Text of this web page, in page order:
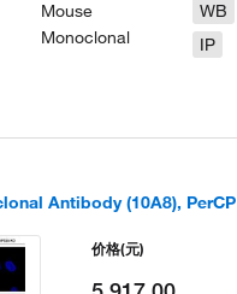
Mouse
Monoclonal
WB
IP
Antibody (10A8), PerCP
价格(元)